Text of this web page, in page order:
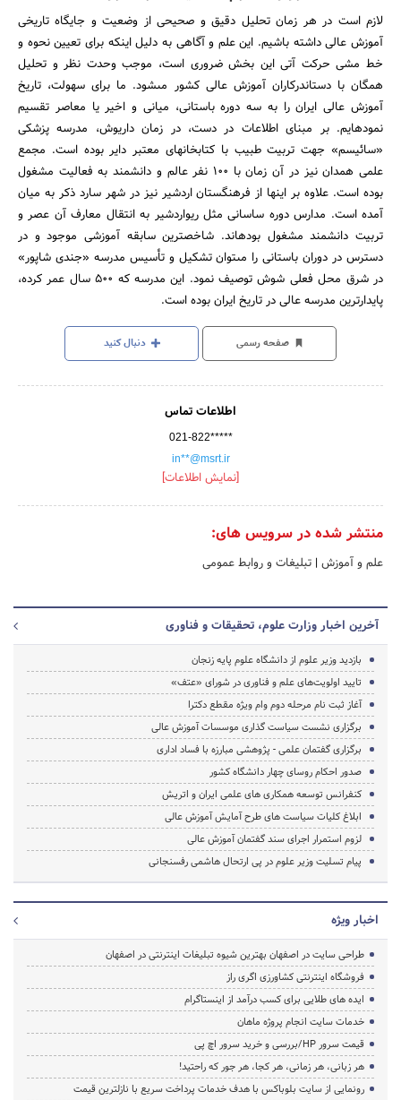
لازم است در هر زمان تحلیل دقیق و صحیحى از وضعیت و جایگاه تاریخى
آموزش عالى داشته باشیم. این علم و آگاهى به دلیل اینکه براى تعیین نحوه و
خط مشى حرکت آتى این بخش ضرورى است، موجب وحدت نظر و تحلیل
همگان با دست‏اندرکاران آموزش عالى کشور مى‏شود. ما براى سهولت، تاریخ
آموزش عالى ایران را به سه دوره باستانى، میانى و اخیر یا معاصر تقسیم
نموده‏ایم. بر مبناى اطلاعات در دست، در زمان داریوش، مدرسه پزشکى
«سائیسم» جهت تربیت طبیب با کتابخانه‏اى معتبر دایر بوده است. مجمع
علمى همدان نیز در آن زمان با 100 نفر عالم و دانشمند به فعالیت مشغول
بوده است. علاوه بر اینها از فرهنگستان اردشیر نیز در شهر سارد ذکر به میان
آمده است. مدارس دوره ساسانى مثل ریواردشیر به انتقال معارف آن عصر و
تربیت دانشمند مشغول بوده‏اند. شاخص‏ترین سابقه آموزشى موجود و در
دسترس در دوران باستانى را مى‏توان تشکیل و تأسیس مدرسه «جندى شاپور»
در شرق محل فعلى شوش توصیف نمود. این مدرسه که 500 سال عمر کرده،
پایدارترین مدرسه عالى در تاریخ ایران بوده است.
صفحه رسمی دنبال کنید
اطلاعات تماس
021-822*****
in**@msrt.ir
[نمایش اطلاعات]
منتشر شده در سرویس های:
علم و آموزش | تبلیغات و روابط عمومی
آخرین اخبار وزارت علوم، تحقیقات و فناوری
بازدید وزیر علوم از دانشگاه علوم پایه زنجان
تایید اولویت‌های علم و فناوری در شورای «عتف»
آغاز ثبت نام مرحله دوم وام ویژه مقطع دکترا
برگزاری نشست سیاست گذاری موسسات آموزش عالی
برگزاری گفتمان علمی - پژوهشی مبارزه با فساد اداری
صدور احکام روسای چهار دانشگاه کشور
کنفرانس توسعه همکاری های علمی ایران و اتریش
ابلاغ کلیات سیاست های طرح آمایش آموزش عالی
لزوم استمرار اجرای سند گفتمان آموزش عالی
پیام تسلیت وزیر علوم در پی ارتحال هاشمی رفسنجانی
اخبار ویژه
طراحی سایت در اصفهان بهترین شیوه تبلیغات اینترنتی در اصفهان
فروشگاه اینترنتی کشاورزی اگری راز
ایده های طلایی برای کسب درآمد از اینستاگرام
خدمات سایت انجام پروژه ماهان
قیمت سرور HP/بررسی و خرید سرور اچ پی
هر زبانی، هر زمانی، هر کجا، هر جور که راحتید!
رونمایی از سایت بلوباکس با هدف خدمات پرداخت سریع با نازلترین قیمت